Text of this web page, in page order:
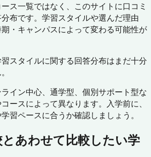
ス一覧ではなく、このサイトに口コミ
布です。学習スタイルや選んだ理由
・キャンパスによって変わる可能性が
スタイルに関する回答分布はまだ十分
イン中心、通学型、個別サポート型な
ースによって異なります。入学前に、
習ペースに合うか確認しましょう。
とあわせて比較したい学